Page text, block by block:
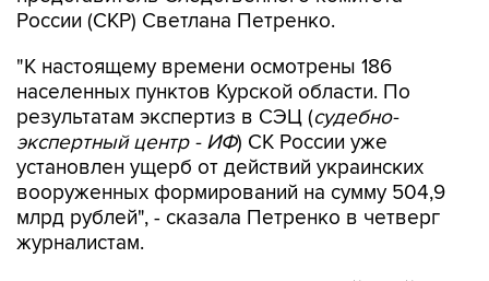
России (СКР) Светлана Петренко.
"К настоящему времени осмотрены 186
населенных пунктов Курской области. По
результатам экспертиз в СЭЦ (судебно-
экспертный центр - ИФ) СК России уже
установлен ущерб от действий украинских
вооруженных формирований на сумму 504,9
млрд рублей", - сказала Петренко в четверг
журналистам.